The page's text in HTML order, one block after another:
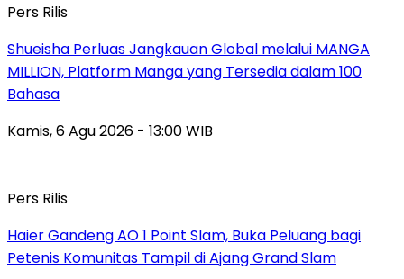
Pers Rilis
Shueisha Perluas Jangkauan Global melalui MANGA
MILLION, Platform Manga yang Tersedia dalam 100
Bahasa
Kamis, 6 Agu 2026 - 13:00 WIB
Pers Rilis
Haier Gandeng AO 1 Point Slam, Buka Peluang bagi
Petenis Komunitas Tampil di Ajang Grand Slam